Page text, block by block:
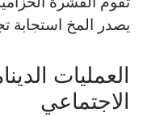
يصدر المخ استجابة
العمليات
الاجتماعي